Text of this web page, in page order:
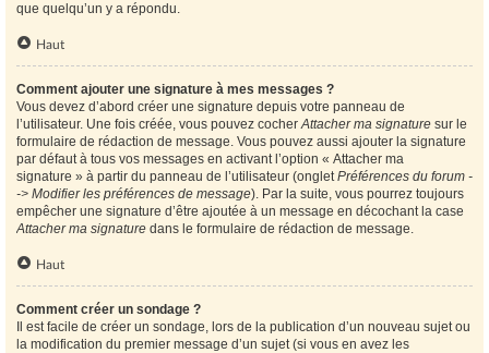
que quelqu’un y a répondu.
Haut
Comment ajouter une signature à mes messages ?
Vous devez d’abord créer une signature depuis votre panneau de
l’utilisateur. Une fois créée, vous pouvez cocherAttacher ma signature sur le
formulaire de rédaction de message. Vous pouvez aussi ajouter la signature
par défaut à tous vos messages en activant l’option « Attacher ma
signature » à partir du panneau de l’utilisateur (ongletPréférences du forum -
-> Modifier les préférences de message). Par la suite, vous pourrez toujours
empêcher une signature d’être ajoutée à un message en décochant la case
Attacher ma signature dans le formulaire de rédaction de message.
Haut
Comment créer un sondage ?
Il est facile de créer un sondage, lors de la publication d’un nouveau sujet ou
la modification du premier message d’un sujet (si vous en avez les